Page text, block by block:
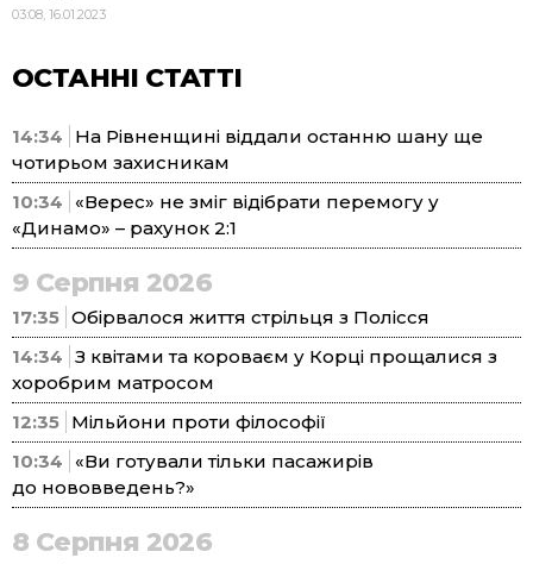
03:08, 16.01.2023
ОСТАННІ СТАТТІ
14:34
На Рівненщині віддали останню шану ще
чотирьом захисникам
10:34
«Верес» не зміг відібрати перемогу у
«Динамо» – рахунок 2:1
9 Серпня 2026
17:35 Обірвалося життя стрільця з Полісся
14:34 З квітами та короваєм у Корці прощалися з
хоробрим матросом
12:35 Мільйони проти філософії
10:34
«Ви готували тільки пасажирів
до нововведень?»
8 Серпня 2026